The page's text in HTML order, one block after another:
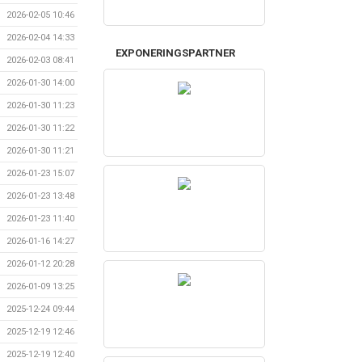
2026-02-05 10:46
2026-02-04 14:33
2026-02-03 08:41
2026-01-30 14:00
2026-01-30 11:23
2026-01-30 11:22
2026-01-30 11:21
2026-01-23 15:07
2026-01-23 13:48
2026-01-23 11:40
2026-01-16 14:27
2026-01-12 20:28
2026-01-09 13:25
2025-12-24 09:44
2025-12-19 12:46
2025-12-19 12:40
EXPONERINGSPARTNER